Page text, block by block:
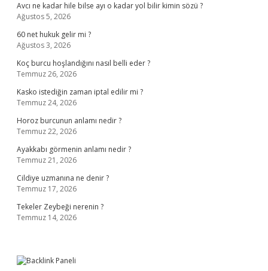
Avcı ne kadar hile bilse ayı o kadar yol bilir kimin sözü ?
Ağustos 5, 2026
60 net hukuk gelir mi ?
Ağustos 3, 2026
Koç burcu hoşlandığını nasıl belli eder ?
Temmuz 26, 2026
Kasko istediğin zaman iptal edilir mi ?
Temmuz 24, 2026
Horoz burcunun anlamı nedir ?
Temmuz 22, 2026
Ayakkabı görmenin anlamı nedir ?
Temmuz 21, 2026
Cildiye uzmanına ne denir ?
Temmuz 17, 2026
Tekeler Zeybeği nerenin ?
Temmuz 14, 2026